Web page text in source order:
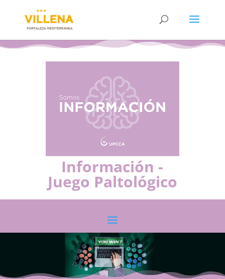
Información -
Juego Paltológico